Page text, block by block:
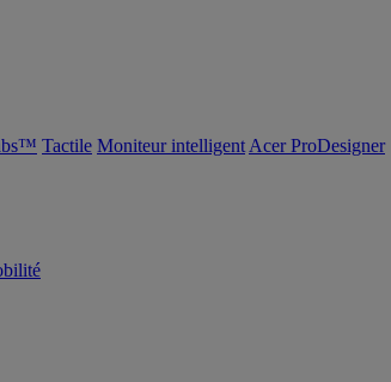
Tactile Moniteur intelligent Acer ProDesigner